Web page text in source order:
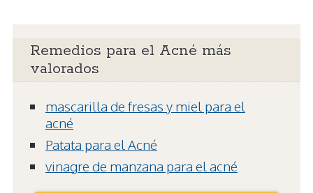
Remedios para el Acné más
valorados
mascarilla de fresas y miel para el
acné
Patata para el Acné
vinagre de manzana para el acné